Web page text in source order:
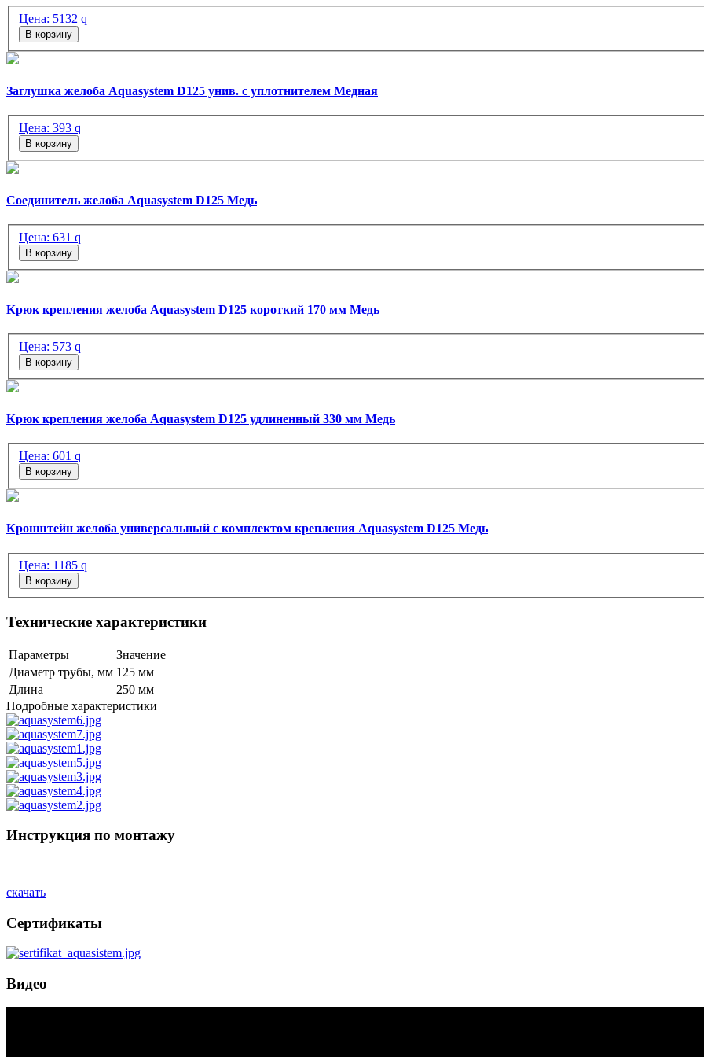
Цена: 5132 q
В корзину
Заглушка желоба Aquasystem D125 унив. с уплотнителем Медная
Цена: 393 q
В корзину
Соединитель желоба Aquasystem D125 Медь
Цена: 631 q
В корзину
Крюк крепления желоба Aquasystem D125 короткий 170 мм Медь
Цена: 573 q
В корзину
Крюк крепления желоба Aquasystem D125 удлиненный 330 мм Медь
Цена: 601 q
В корзину
Кронштейн желоба универсальный с комплектом крепления Aquasystem D125 Медь
Цена: 1185 q
В корзину
Технические характеристики
Параметры
Значение
Диаметр трубы, мм 125 мм
Длина
250 мм
Подробные характеристики
Инструкция по монтажу
скачать
Сертификаты
Видео